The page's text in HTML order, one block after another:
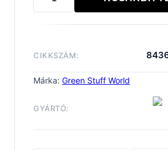
Glow
SOUL
mennyiség
CIKKSZÁM:
Márka: Green Stuff World
GYÁRTÓ: